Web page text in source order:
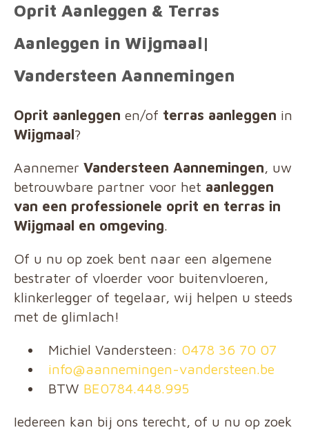
Oprit Aanleggen & Terras
Aanleggen in Wijgmaal|
Vandersteen Aannemingen
Oprit aanleggen en/of terras aanleggen in
Wijgmaal?
Aannemer Vandersteen Aannemingen, uw
betrouwbare partner voor het aanleggen
van een professionele oprit en terras in
Wijgmaal en omgeving.
Of u nu op zoek bent naar een algemene
bestrater of vloerder voor buitenvloeren,
klinkerlegger of tegelaar, wij helpen u steeds
met de glimlach!
Michiel Vandersteen: 0478 36 70 07
info@aannemingen-vandersteen.be
BTW BE0784.448.995
Iedereen kan bij ons terecht, of u nu op zoek